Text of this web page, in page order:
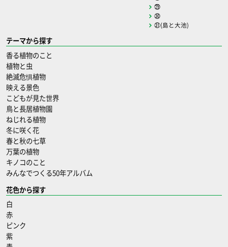
㉙
㉚
㉛(島と大池)
テーマから探す
香る植物のこと
植物と虫
絶滅危惧植物
映える景色
こどもが見た世界
鳥と長居植物園
ねじれる植物
冬に咲く花
春と秋の七草
万葉の植物
キノコのこと
みんなでつくる50年アルバム
花色から探す
白
赤
ピンク
紫